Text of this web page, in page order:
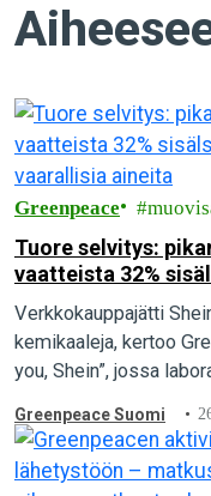
Greenpeace
Tuore selvitys:
vaatteista 32%
vaarallisia aineita
Verkkokauppajätti
kemikaaleja, kertoo
you, Shein”, jossa
vaarallisia kemikaaleja.
Greenpeace Suomi